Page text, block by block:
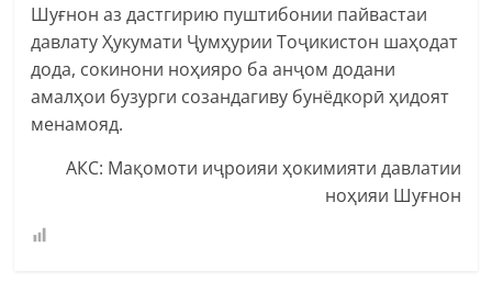
Шуғнон аз дастгирию пуштибонии пайвастаи
давлату Ҳукумати Ҷумҳурии Тоҷикистон шаҳодат
дода, сокинони ноҳияро ба анҷом додани
амалҳои бузурги созандагиву бунёдкорӣ ҳидоят
менамояд.
АКС: Мақомоти иҷроияи ҳокимияти давлатии
ноҳияи Шуғнон